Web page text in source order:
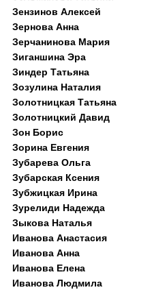
Зензинов Алексей
Зернова Анна
Зерчанинова Мария
Зиганшина Эра
Зиндер Татьяна
Зозулина Наталия
Золотницкая Татьяна
Золотницкий Давид
Зон Борис
Зорина Евгения
Зубарева Ольга
Зубарская Ксения
Зубжицкая Ирина
Зурелиди Надежда
Зыкова Наталья
Иванова Анастасия
Иванова Анна
Иванова Елена
Иванова Людмила